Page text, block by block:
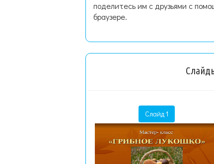
поделитесь им с друзьями с
браузере.
Слайд 1